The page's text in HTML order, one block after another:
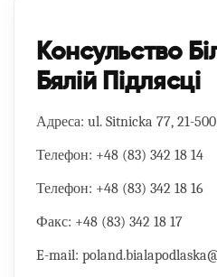
Консульство
Бялій Підлясці
Адреса: ul. Sitnicka 77, 21-
Телефон: +48 (83) 342 18 14
Телефон: +48 (83) 342 18 16
Факс: +48 (83) 342 18 17
E-mail: